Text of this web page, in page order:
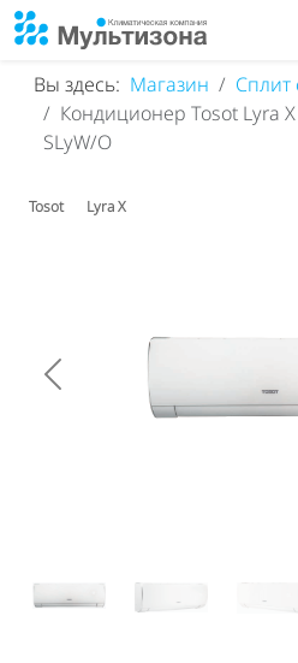
Вы здесь: Магазин
Сплит
Кондиционер Tosot Lyra
SLyW/O
Tosot Lyra X